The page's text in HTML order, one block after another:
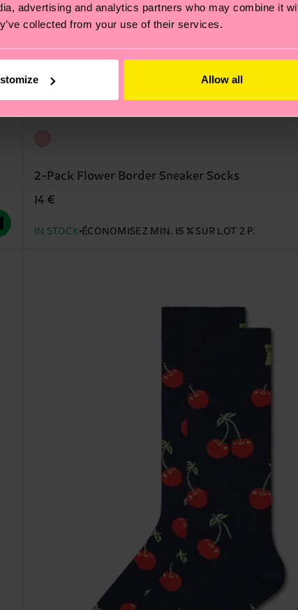
advertising and analytics partners who may combine it
collected from your use of their services.
Allow all
2-Pack Flower Border Sneaker Socks
14 €
IN STOCK ÉCONOMISEZ MIN. 15 % SUR LOT 2 P.